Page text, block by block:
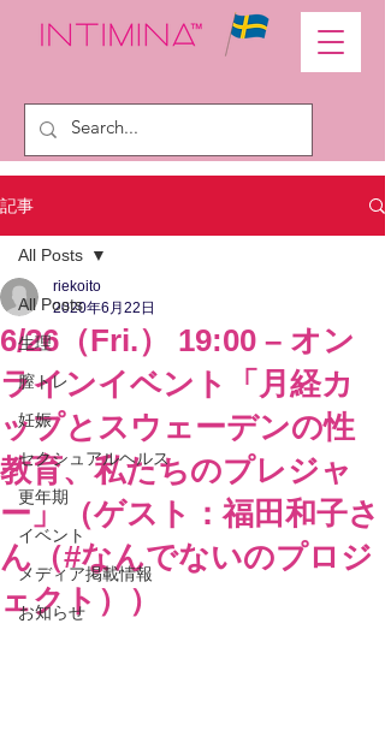
記事
All Posts
生理
膣トレ
妊娠
セクシュアルヘルス
更年期
イベント
メディア掲載情報
お知らせ
All Posts
6/26（Fri.） 19:00 – オン
ラインイベント「月経カ
ップとスウェーデンの性
教育、私たちのプレジャ
ー」（ゲスト：福田和子さ
ん（#なんでないのプロジ
ェクト））
riekoito
2020年6月22日